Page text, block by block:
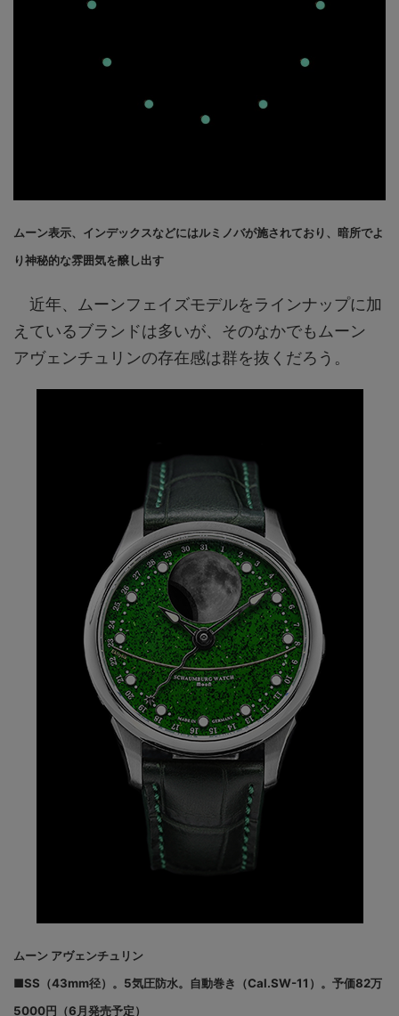
ムーン表示、インデックスなどにはルミノバが施されており、暗所でよ
り神秘的な雰囲気を醸し出す
近年、ムーンフェイズモデルをラインナップに加
えているブランドは多いが、そのなかでもムーン
アヴェンチュリンの存在感は群を抜くだろう。
ムーン アヴェンチュリン
■SS（43mm径）。5気圧防水。自動巻き（Cal.SW-11）。予価82万
5000円（6月発売予定）